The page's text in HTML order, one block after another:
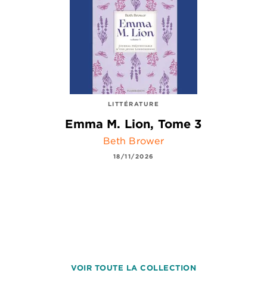
LITTÉRATURE
Emma M. Lion, Tome 3
Beth Brower
18/11/2026
VOIR TOUTE LA COLLECTION